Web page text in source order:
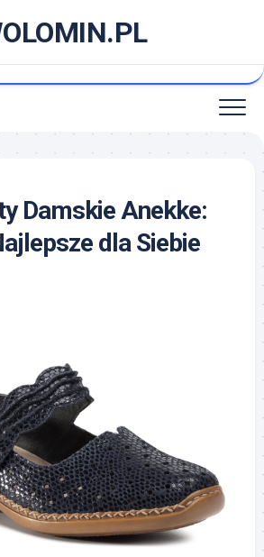
Damskie Anekke:
dla Siebie